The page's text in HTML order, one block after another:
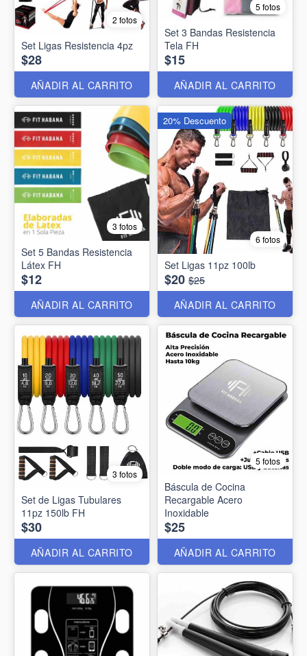
2 fotos
Set Ligas Resistencia 4pz
$28
AÑADIR AL CARRITO
5 fotos
Set 3 Bandas Resistencia
Tela FH
$15
AÑADIR AL CARRITO
3 fotos
Set 5 Bandas Resistencia
Látex FH
$12
AÑADIR AL CARRITO
6 fotos
Set Ligas 11pz 100lb
$20 $25
AÑADIR AL CARRITO
20% Descuento
3 fotos
Set de Ligas Tubulares
11pz 150lb FH
$30
AÑADIR AL CARRITO
5 fotos
Báscula de Cocina
Recargable Acero
Inoxidable
$25
AÑADIR AL CARRITO